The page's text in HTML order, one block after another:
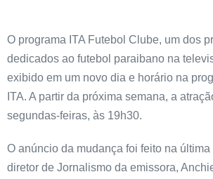
O programa ITA Futebol Clube, um dos
dedicados ao futebol paraibano na
exibido em um novo dia e horário na
ITA. A partir da próxima semana, a
segundas-feiras, às 19h30.
O anúncio da mudança foi feito na
diretor de Jornalismo da emissora,